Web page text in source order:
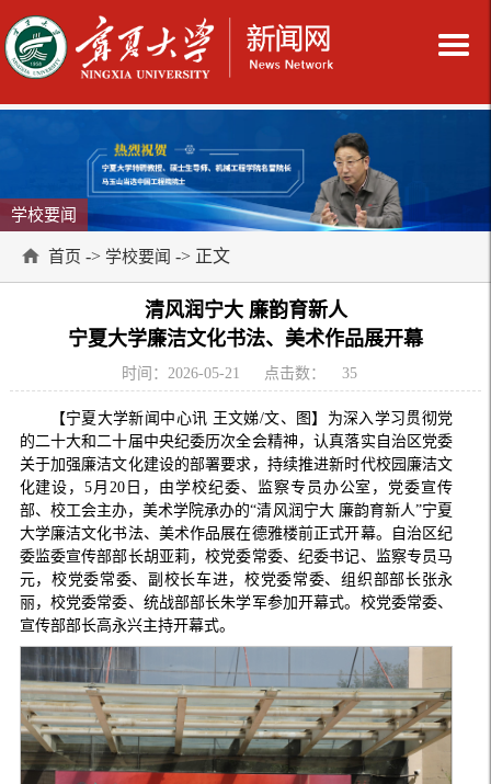
学校要闻
首页 -> 学校要闻 -> 正文
清风润宁大 廉韵育新人
宁夏大学廉洁文化书法、美术作品展开幕
时间：2026-05-21 点击数： 35
【宁夏大学新闻中心讯 王文娣/文、图】为深入学习贯彻党
的二十大和二十届中央纪委历次全会精神，认真落实自治区党委
关于加强廉洁文化建设的部署要求，持续推进新时代校园廉洁文
化建设，5月20日，由学校纪委、监察专员办公室，党委宣传
部、校工会主办，美术学院承办的“清风润宁大 廉韵育新人”宁夏
大学廉洁文化书法、美术作品展在德雅楼前正式开幕。自治区纪
委监委宣传部部长胡亚莉，校党委常委、纪委书记、监察专员马
元，校党委常委、副校长车进，校党委常委、组织部部长张永
丽，校党委常委、统战部部长朱学军参加开幕式。校党委常委、
宣传部部长高永兴主持开幕式。